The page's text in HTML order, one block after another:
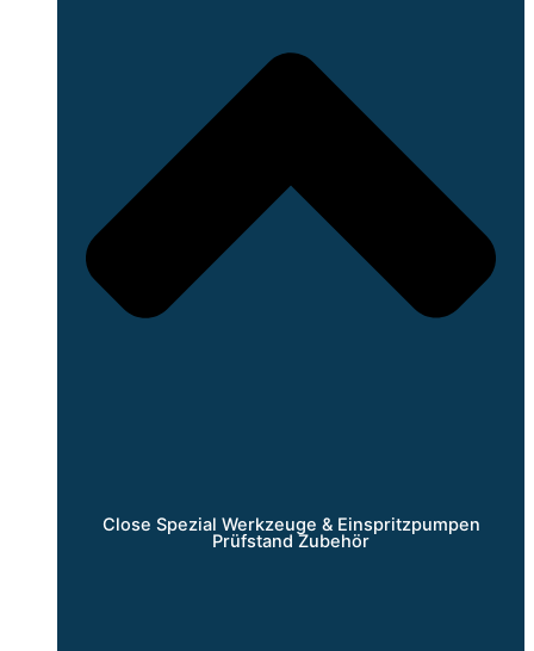
Close Spezial Werkzeuge & Einspritzpumpen
Prüfstand Zubehör